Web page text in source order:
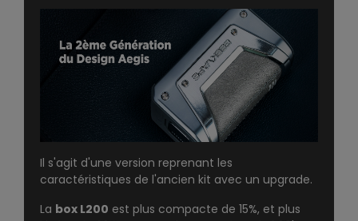
Il s'agit d'une version reprenant les
caractéristiques de l'ancien kit avec un upgrade.
La box L200 est plus compacte de 15%, et plus